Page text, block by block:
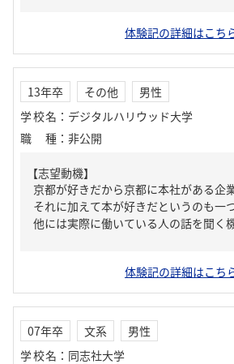
体験記の詳細はこち
13年卒 その他
男性
学校名 ： デジタルハリウッド大学
職種 ： 非公開
【志望動機】
京都が好きだから京都に本社がある企
それに加えて本が好きだというのも一
他には実際に働いている人の話を聞く
体験記の詳細はこち
07年卒 文系
男性
学校名 ： 同志社大学